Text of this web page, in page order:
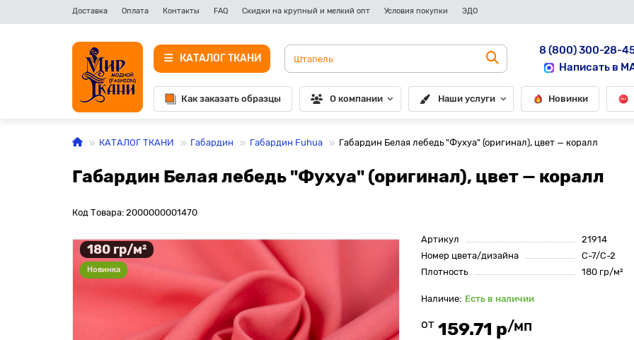
Доставка Оплата Контакты FAQ Скидки на крупный и мелкий опт Условия покупки ЭДО
КАТАЛОГ ТКАНИ
8 (800) 300-28-
Написать в
Как заказать образцы О компании Наши услуги Новинки
КАТАЛОГ ТКАНИ Габардин Габардин Fuhua Габардин Белая лебедь "Фухуа" (оригинал), цвет — коралл
Габардин Белая лебедь "Фухуа" (оригинал), цвет — коралл
Код Товара: 2000000001470
180 гр/м²
Новинка
Артикул
21914
Номер цвета/дизайна
C-7/С-2
Плотность
180 гр/м²
Есть в наличии
от 159.71 р/мп